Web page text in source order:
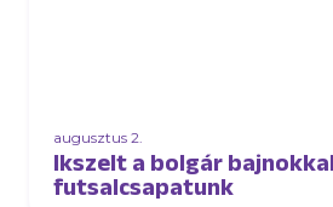
augusztus 2.
Ikszelt a bolgár bajnokkal
futsalcsapatunk